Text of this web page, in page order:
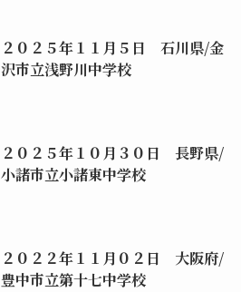
２０２５年１１月５日 石川県/金
沢市立浅野川中学校
２０２５年１０月３０日 長野県/
小諸市立小諸東中学校
２０２２年１１月０２日 大阪府/
豊中市立第十七中学校